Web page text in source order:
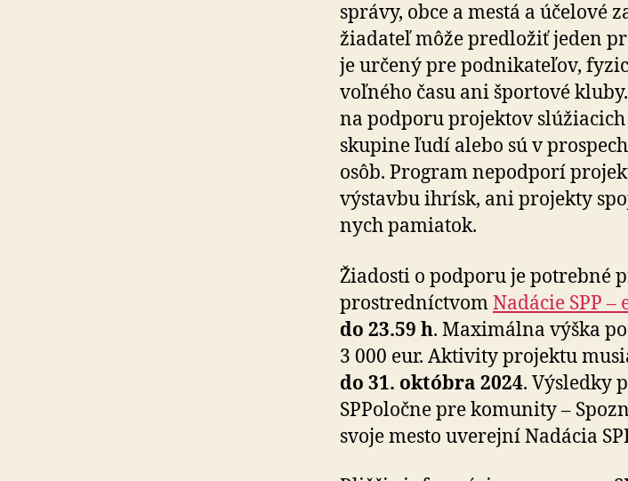
správy, obce a mestá a účelové
žiadateľ môže predložiť jeden
je určený pre pod­ni­ka­te­ľov,
voľného času ani športové
na pod­poru projektov
skupine ľudí alebo sú v
osôb. Program nepodporí
výstavbu ihrísk, ani projekty
nych pamiatok.
Žiadosti o podporu je potrebné
prostred­níc­tvomNadácie SPP –
do 23.59 h. Maxi­málna výška
3 000 eur. Aktivity projektu
do 31. ok­tóbra 2024. Výsledky
SPPoločne pre ko­mu­nity –
svoje mesto uve­rejní Nadácia